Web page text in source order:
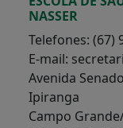
NASSER
Telefones: (67)
E-mail:
Avenida
Ipiranga
Campo